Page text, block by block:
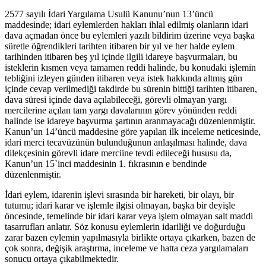
2577 sayılı İdari Yargılama Usulü Kanunu’nun 13’üncü
maddesinde; idari eylemlerden hakları ihlal edilmiş olanların idari
dava açmadan önce bu eylemleri yazılı bildirim üzerine veya başka
süretle öğrendikleri tarihten itibaren bir yıl ve her halde eylem
tarihinden itibaren beş yıl içinde ilgili idareye başvurmaları, bu
isteklerin kısmen veya tamamen reddi halinde, bu konudaki işlemin
tebliğini izleyen günden itibaren veya istek hakkında altmış gün
içinde cevap verilmediği takdirde bu sürenin bittiği tarihten itibaren,
dava süresi içinde dava açılabileceği, görevli olmayan yargı
mercilerine açılan tam yargı davalarının görev yönünden reddi
halinde ise idareye başvurma şartının aranmayacağı düzenlenmiştir.
Kanun’un 14’üncü maddesine göre yapılan ilk inceleme neticesinde,
idari merci tecavüzünün bulunduğunun anlaşılması halinde, dava
dilekçesinin görevli idare merciine tevdi edileceği hususu da,
Kanun’un 15`inci maddesinin 1. fıkrasının e bendinde
düzenlenmiştir.
İdari eylem, idarenin işlevi sırasında bir hareketi, bir olayı, bir
tutumu; idari karar ve işlemle ilgisi olmayan, başka bir deyişle
öncesinde, temelinde bir idari karar veya işlem olmayan salt maddi
tasarrufları anlatır. Söz konusu eylemlerin idariliği ve doğurduğu
zarar bazen eylemin yapılmasıyla birlikte ortaya çıkarken, bazen de
çok sonra, değişik araştırma, inceleme ve hatta ceza yargılamaları
sonucu ortaya çıkabilmektedir.